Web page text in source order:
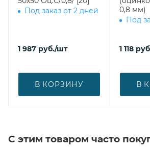
Под заказ от 2 дней
1 987 руб./шт
В КОРЗИНУ
0,8 мм)
Под
1 118
В
С этим товаром часто